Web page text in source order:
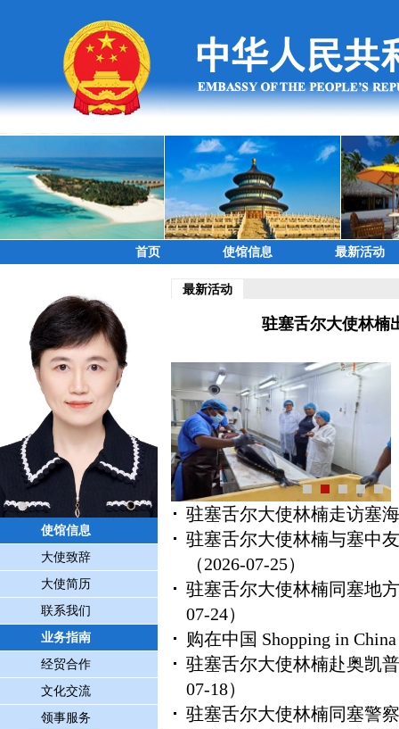
首页 使馆信息 最新活动
使馆信息
大使致辞
大使简历
联系我们
业务指南
经贸合作
文化交流
领事服务
最新活动
驻塞舌尔大使林楠
驻塞舌尔大使林楠走访塞
驻塞舌尔大使林楠与塞中
（2026-07-25）
驻塞舌尔大使林楠同塞地
07-24）
购在中国 Shopping in China
驻塞舌尔大使林楠赴奥凯
07-18）
驻塞舌尔大使林楠同塞警